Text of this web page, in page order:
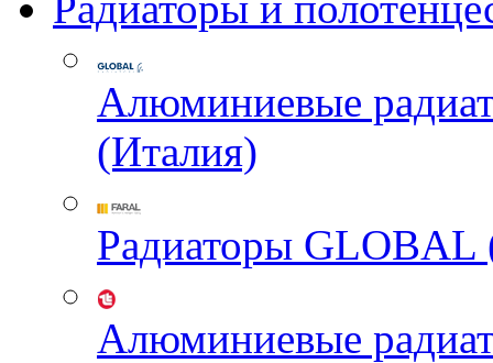
Алюминиевые
(Италия)
Радиаторы GLOBAL
Алюминиевые